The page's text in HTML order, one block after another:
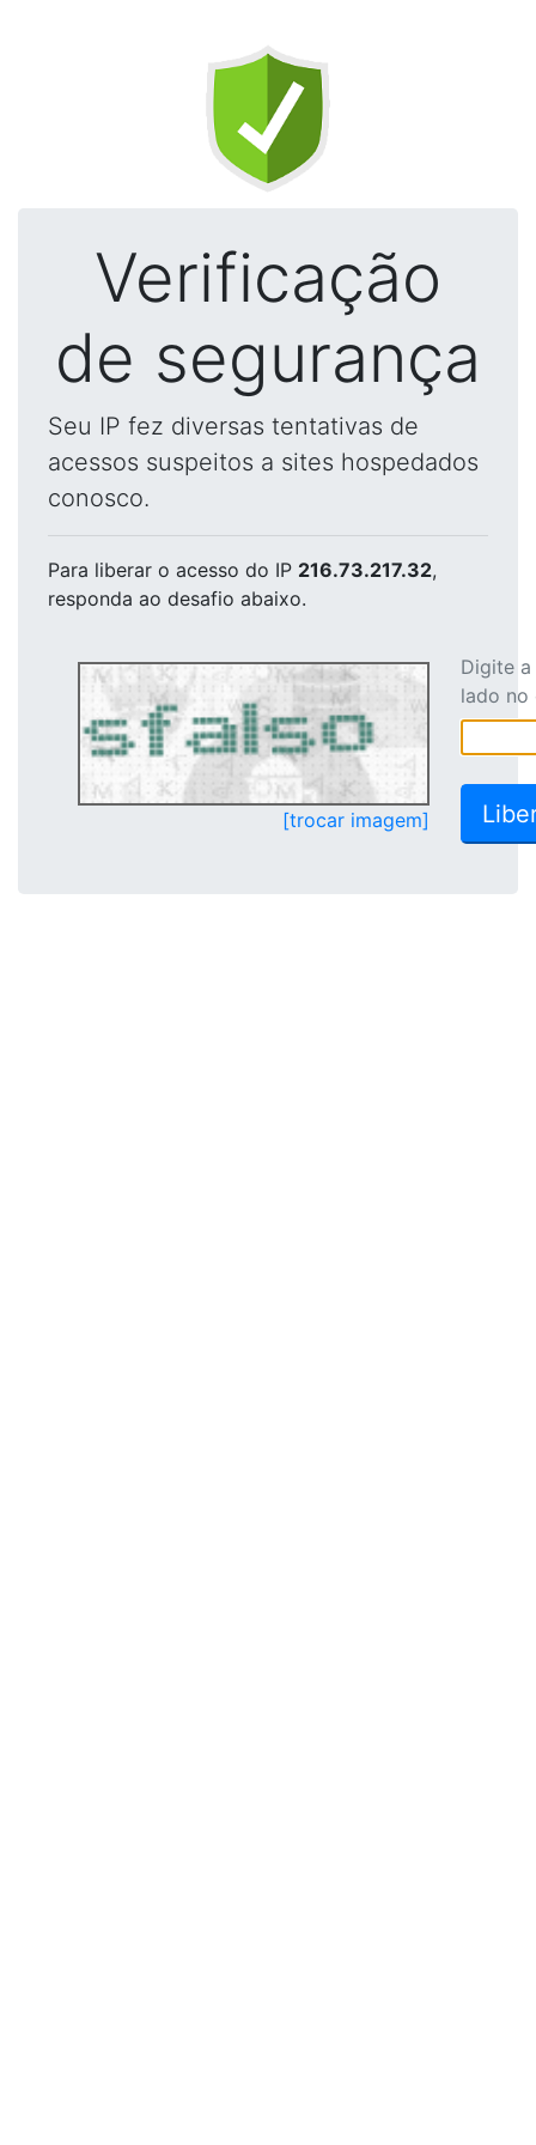
Verificação
de segurança
Seu IP fez diversas tentativas de
acessos suspeitos a sites hospedados
conosco.
Para liberar o acesso do IP 216.73.217.32,
responda ao desafio abaixo.
[trocar imagem]
Digite
lado no